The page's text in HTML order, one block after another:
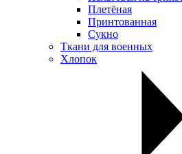
Плетёная
Принтованная
Сукно
Ткани для военных
Хлопок